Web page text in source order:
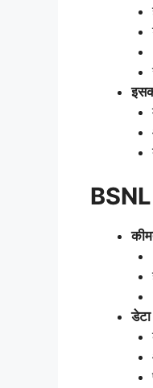
BSNL